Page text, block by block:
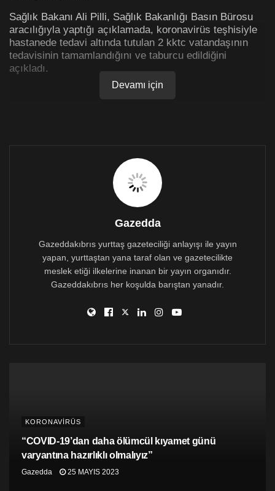
Sağlık Bakanı Ali Pilli, Sağlık Bakanlığı Basın Bürosu
aracılığıyla yaptığı açıklamada, koronavirüs teşhisiyle
hastanede tedavi altında tutulan 2 kktc vatandaşının
tedavisinin tamamlandığını ve taburcu edildiğini
açıkladı.
Devamı için
Gazedda
Gazeddakıbrıs yurttaş gazeteciliği anlayışı ile yayın
yapan, yurttaştan yana taraf olan ve gazetecilikte
meslek etiği ilkelerine inanan bir yayın organıdır.
Gazeddakıbrıs her koşulda barıştan yanadır.
KORONAVİRÜS
“COVID-19’dan daha ölümcül kıyamet günü
varyantına hazırlıklı olmalıyız”
Gazedda 25 MAYIS 2023